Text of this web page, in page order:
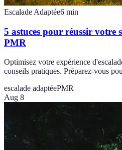
Escalade Adaptée6 min
5 astuces pour réussir votre
PMR
Optimisez votre expérience
conseils pratiques. Préparez-vous
escalade adaptéePMR
Aug 8